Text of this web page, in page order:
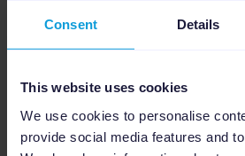
Consent Details
This website uses cookies
We use cookies to personalise
provide social media features and
Product Updates Q2, 2022
Video 4:16